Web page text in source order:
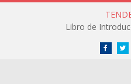
Libro de
Facebook